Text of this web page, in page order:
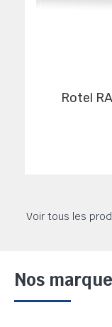
Rotel RA1592 MKII Amplificateurs
Voir tous les
Nos